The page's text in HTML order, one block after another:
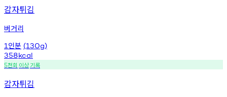
감자튀김
버거리
1 인분 (130g)
358kcal
5천회 이상기록
감자튀김